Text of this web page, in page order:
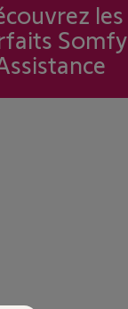
les
Somfy